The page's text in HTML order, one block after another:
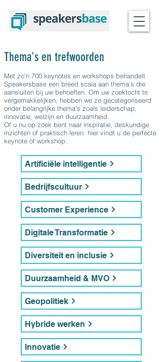
Thema's en trefwoorden
Met zo'n 700 keynotes en workshops behandelt
Speakersbase een breed scala aan thema's die
aansluiten bij uw behoeften. Om uw zoektocht te
vergemakkelijken, hebben we ze gecategoriseerd
onder belangrijke thema's zoals leiderschap,
innovatie, welzijn en duurzaamheid.
Of u nu op zoek bent naar inspiratie, deskundige
inzichten of praktisch leren: hier vindt u de perfecte
keynote of workshop.
Artificiële intelligentie
Bedrijfscultuur
Customer Experience
Digitale Transformatie
Diversiteit en inclusie
Duurzaamheid & MVO
Geopolitiek
Hybride werken
Innovatie